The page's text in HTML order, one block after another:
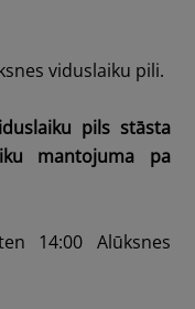
viduslaiku pili.
pils stāsta
mantojuma pa
14:00 Alūksnes